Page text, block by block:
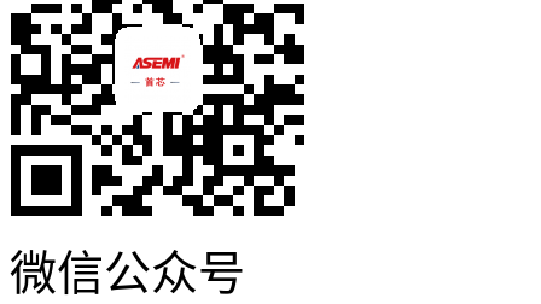
微信公众号